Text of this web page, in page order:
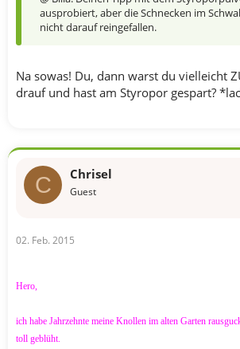
ausprobiert, aber die Schnecken im
nicht darauf reingefallen.
Na sowas! Du, dann warst du vielleicht
drauf und hast am Styropor gespart?
C Chrisel
Guest
02. Feb. 2015
Hero,
ich habe Jahrzehnte meine Knollen im alten Garten
toll geblüht.